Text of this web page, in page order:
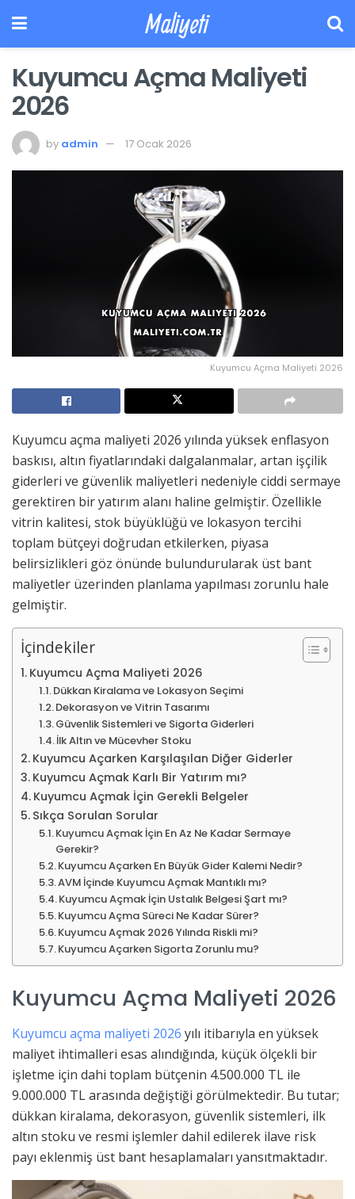
Maliyeti
Kuyumcu Açma Maliyeti
2026
by admin 17 Ocak 2026
Kuyumcu Açma Maliyeti 2026
Kuyumcu açma maliyeti 2026 yılında yüksek enflasyon
baskısı, altın fiyatlarındaki dalgalanmalar, artan işçilik
giderleri ve güvenlik maliyetleri nedeniyle ciddi sermaye
gerektiren bir yatırım alanı haline gelmiştir. Özellikle
vitrin kalitesi, stok büyüklüğü ve lokasyon tercihi
toplam bütçeyi doğrudan etkilerken, piyasa
belirsizlikleri göz önünde bulundurularak üst bant
maliyetler üzerinden planlama yapılması zorunlu hale
gelmiştir.
İçindekiler
Kuyumcu Açma Maliyeti 2026
Dükkan Kiralama ve Lokasyon Seçimi
Dekorasyon ve Vitrin Tasarımı
Güvenlik Sistemleri ve Sigorta Giderleri
İlk Altın ve Mücevher Stoku
Kuyumcu Açarken Karşılaşılan Diğer Giderler
Kuyumcu Açmak Karlı Bir Yatırım mı?
Kuyumcu Açmak İçin Gerekli Belgeler
Sıkça Sorulan Sorular
Kuyumcu Açmak İçin En Az Ne Kadar Sermaye
Gerekir?
Kuyumcu Açarken En Büyük Gider Kalemi Nedir?
AVM İçinde Kuyumcu Açmak Mantıklı mı?
Kuyumcu Açmak İçin Ustalık Belgesi Şart mı?
Kuyumcu Açma Süreci Ne Kadar Sürer?
Kuyumcu Açmak 2026 Yılında Riskli mi?
Kuyumcu Açarken Sigorta Zorunlu mu?
Kuyumcu Açma Maliyeti 2026
Kuyumcu açma maliyeti 2026 yılı itibarıyla en yüksek
maliyet ihtimalleri esas alındığında, küçük ölçekli bir
işletme için dahi toplam bütçenin 4.500.000 TL ile
9.000.000 TL arasında değiştiği görülmektedir. Bu tutar;
dükkan kiralama, dekorasyon, güvenlik sistemleri, ilk
altın stoku ve resmi işlemler dahil edilerek ilave risk
payı eklenmiş üst bant hesaplamaları yansıtmaktadır.